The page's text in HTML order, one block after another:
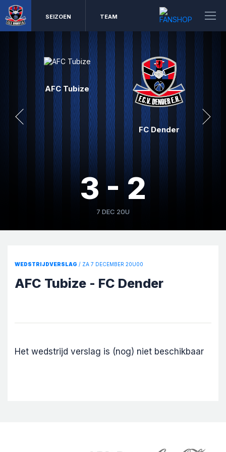
SEIZOEN TEAM
AFC Tubize
FC Dender
3 - 2
7 DEC 20U
WEDSTRIJDVERSLAG / ZA 7 DECEMBER 20U00
AFC Tubize - FC Dender
Het wedstrijd verslag is (nog) niet beschikbaar